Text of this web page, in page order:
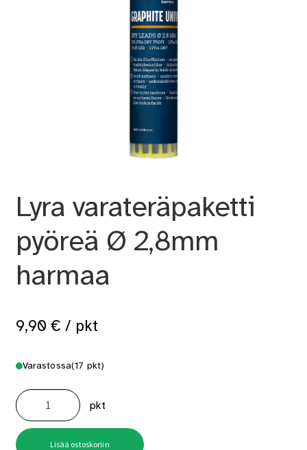
Lyra varateräpaketti
pyöreä Ø 2,8mm
harmaa
9,90 € / pkt
Varastossa(17 pkt)
Lyra
varateräpaketti
pyöreä
Ø
2,8mm
harmaa
määrä
pkt
Lisää ostoskoriin